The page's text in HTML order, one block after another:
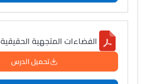
الفضاءات المتجهية الحقيقية
تحميل الدرس